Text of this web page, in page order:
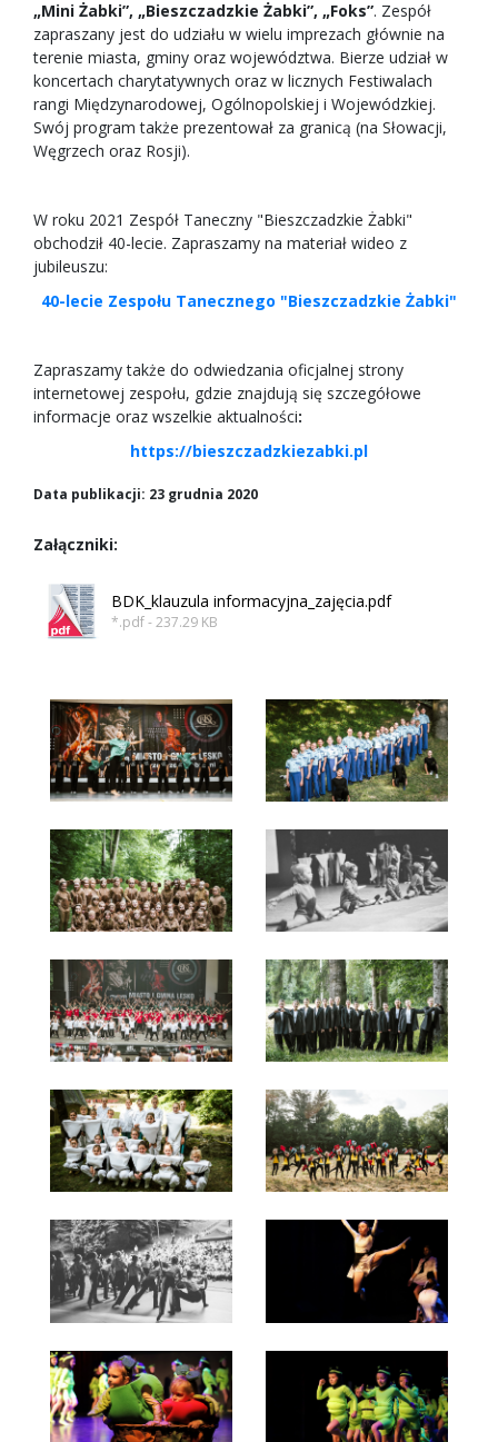
„Mini Żabki”, „Bieszczadzkie Żabki”, „Foks”. Zespół
zapraszany jest do udziału w wielu imprezach głównie na
terenie miasta, gminy oraz województwa. Bierze udział w
koncertach charytatywnych oraz w licznych Festiwalach
rangi Międzynarodowej, Ogólnopolskiej i Wojewódzkiej.
Swój program także prezentował za granicą (na Słowacji,
Węgrzech oraz Rosji).
W roku 2021 Zespół Taneczny "Bieszczadzkie Żabki"
obchodził 40-lecie. Zapraszamy na materiał wideo z
jubileuszu:
40-lecie Zespołu Tanecznego "Bieszczadzkie Żabki"
Zapraszamy także do odwiedzania oficjalnej strony
internetowej zespołu, gdzie znajdują się szczegółowe
informacje oraz wszelkie aktualności:
https://bieszczadzkiezabki.pl
Data publikacji: 23 grudnia 2020
Załączniki:
BDK_klauzula informacyjna_zajęcia.pdf
*.pdf - 237.29 KB